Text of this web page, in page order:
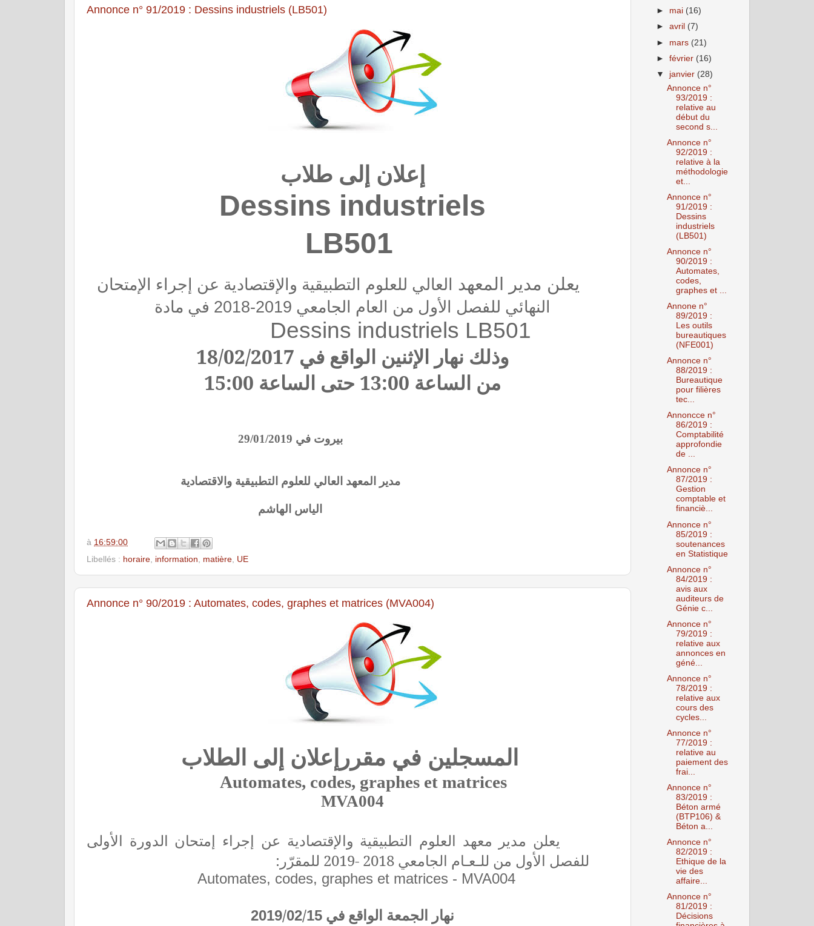
Annonce n° 91/2019 : Dessins industriels (LB501)
إعلان إلى طلاب
Dessins industriels
LB501
يعلن مدير المعهد العالي للعلوم التطبيقية والإقتصادية عن إجراء الإمتحان
النهائي للفصل الأول من العام الجامعي 2018-2019 في مادة
Dessins industriels LB501
وذلك نهار الإثنين الواقع في 18/02/2017
من الساعة 13:00 حتى الساعة 15:00
بيروت في 29/01/2019
مدير المعهد العالي للعلوم التطبيقية والاقتصادية
الياس الهاشم
à 16:59:00
Libellés : horaire, information, matière, UE
Annonce n° 90/2019 : Automates, codes, graphes et matrices (MVA004)
إعلان إلى الطلابالمسجلين في مقرر
Automates, codes, graphes et matrices
MVA004
يعلن مدير معهد العلوم التطبيقية والإقتصادية عن إجراء إمتحان الدورة الأولى
للفصل الأول من للـعـام الجامعي 2018 -2019 للمقرّر:
Automates, codes, graphes et matrices - MVA004
نهار الجمعة الواقع في 15
/
02
/
2019
► mai (16)
►avril (7)
► mars (21)
►février (16)
▼ janvier (28)
Annonce n°
93/2019 :
relative au
début du
second s...
Annonce n°
92/2019 :
relative à la
méthodologie
et...
Annonce n°
91/2019 :
Dessins
industriels
(LB501)
Annonce n°
90/2019 :
Automates,
codes,
graphes et ...
Annone n°
89/2019 :
Les outils
bureautiques
(NFE001)
Annonce n°
88/2019 :
Bureautique
pour filières
tec...
Annoncce n°
86/2019 :
Comptabilité
approfondie
de ...
Annonce n°
87/2019 :
Gestion
comptable et
financiè...
Annonce n°
85/2019 :
soutenances
en Statistique
Annonce n°
84/2019 :
avis aux
auditeurs de
Génie c...
Annonce n°
79/2019 :
relative aux
annonces en
géné...
Annonce n°
78/2019 :
relative aux
cours des
cycles...
Annonce n°
77/2019 :
relative au
paiement des
frai...
Annonce n°
83/2019 :
Béton armé
(BTP106) &
Béton a...
Annonce n°
82/2019 :
Ethique de la
vie des
affaire...
Annonce n°
81/2019 :
Décisions